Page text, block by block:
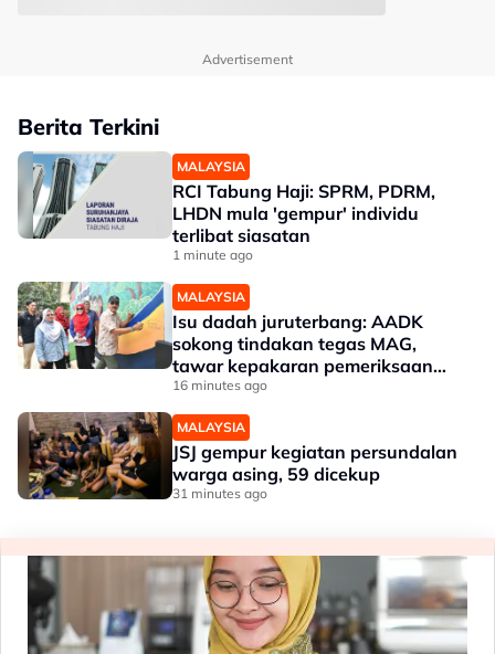
Advertisement
Berita Terkini
MALAYSIA
RCI Tabung Haji: SPRM, PDRM,
LHDN mula 'gempur' individu
terlibat siasatan
1 minute ago
MALAYSIA
Isu dadah juruterbang: AADK
sokong tindakan tegas MAG,
tawar kepakaran pemeriksaan
ketat
16 minutes ago
MALAYSIA
JSJ gempur kegiatan persundalan
warga asing, 59 dicekup
31 minutes ago